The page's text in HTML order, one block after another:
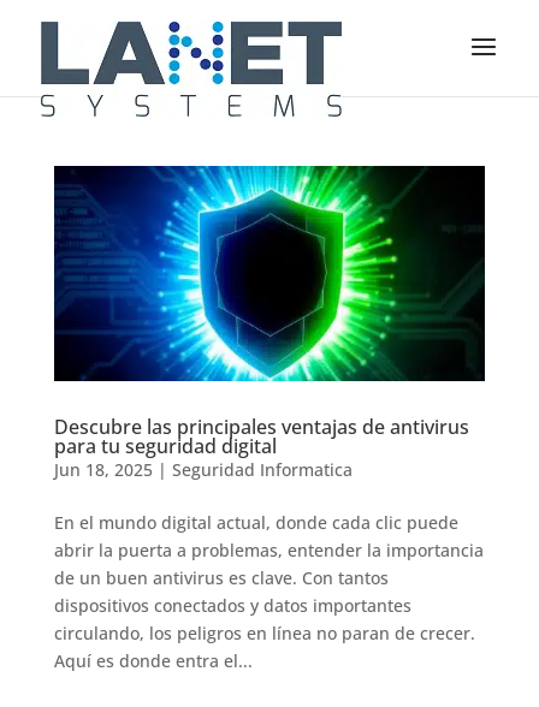
Descubre las principales ventajas de antivirus
para tu seguridad digital
Jun 18, 2025| Seguridad Informatica
En el mundo digital actual, donde cada clic puede
abrir la puerta a problemas, entender la importancia
de un buen antivirus es clave. Con tantos
dispositivos conectados y datos importantes
circulando, los peligros en línea no paran de crecer.
Aquí es donde entra el...